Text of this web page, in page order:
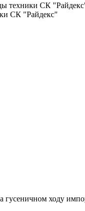
техники СК
СК "Райдекс"
ходу